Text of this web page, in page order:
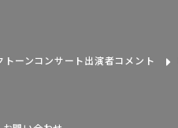
トーンコンサート出演者コメント